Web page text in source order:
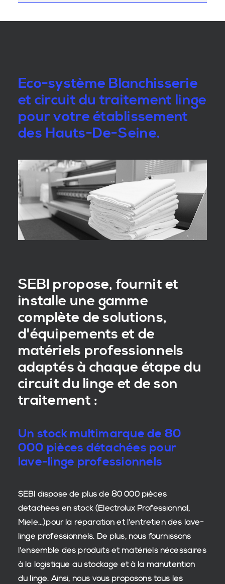
Eco-système Blanchisserie
et circuit du traitement linge
pour votre établissement
des Hauts-De-Seine.
SEBI propose, fournit et
installe une gamme
complète de solutions,
d'équipements et de
matériels professionnels
adaptés à chaque étape du
circuit du linge et de son
traitement :
Un stock multimarque de 80
000 pièces détachées pour
lave-linge professionnels
SEBI dispose de plus de 80 000pièces
détachées en stock(Electrolux Professionnal,
Miele...)pour la réparation et l'entretien des lave-
linge professionnels. De plus, nous fournissons
l'ensemble des produits et matériels nécessaires
à la logistique au stockage et à la manutention
du linge. Ainsi, nous vous proposons tous les